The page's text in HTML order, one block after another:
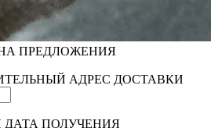
ПРЕДЛОЖЕНИЯ
АДРЕС ДОСТАВКИ
ДАТА ПОЛУЧЕНИЯ